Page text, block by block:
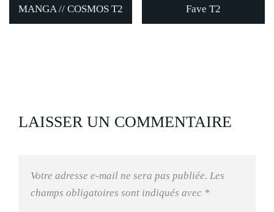
MANGA // COSMOS T2
Fave T2
LAISSER UN COMMENTAIRE
Votre adresse e-mail ne sera pas publiée. Les
champs obligatoires sont indiqués avec *